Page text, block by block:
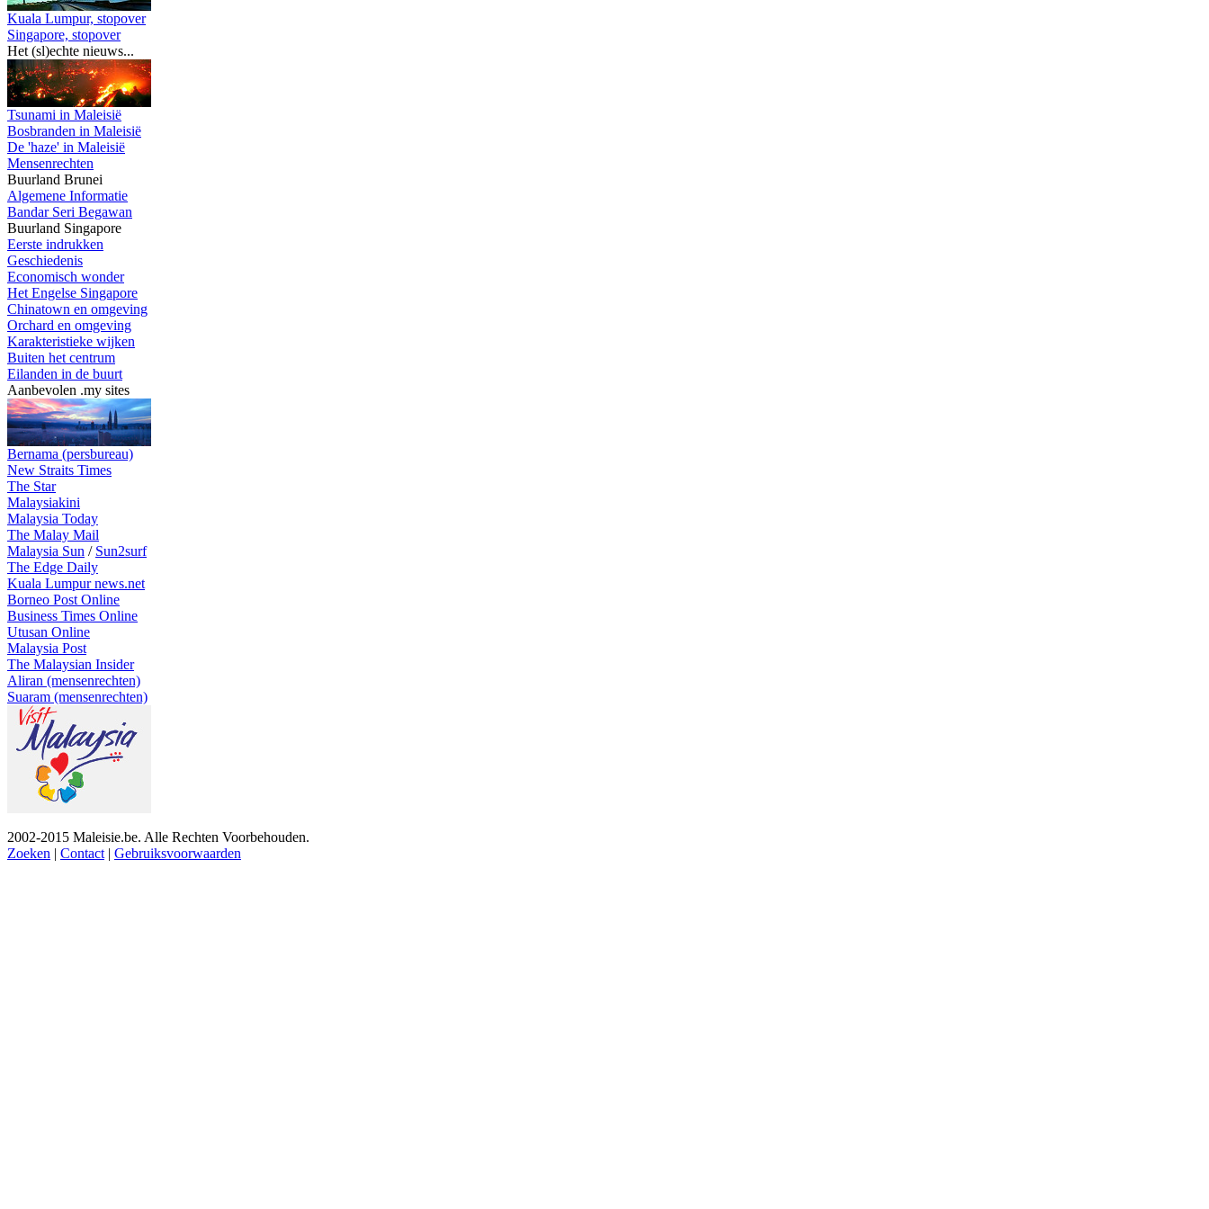
Kuala Lumpur, stopover
Singapore, stopover
Het (sl)echte nieuws...
Tsunami in Maleisië
Bosbranden in Maleisië
De 'haze' in Maleisië
Mensenrechten
Buurland Brunei
Algemene Informatie
Bandar Seri Begawan
Buurland Singapore
Eerste indrukken
Geschiedenis
Economisch wonder
Het Engelse Singapore
Chinatown en omgeving
Orchard en omgeving
Karakteristieke wijken
Buiten het centrum
Eilanden in de buurt
Aanbevolen .my sites
Bernama (persbureau)
New Straits Times
The Star
Malaysiakini
Malaysia Today
The Malay Mail
Malaysia Sun / Sun2surf
The Edge Daily
Kuala Lumpur news.net
Borneo Post Online
Business Times Online
Utusan Online
Malaysia Post
The Malaysian Insider
Aliran (mensenrechten)
Suaram (mensenrechten)
2002-2015 Maleisie.be. Alle Rechten Voorbehouden.
Zoeken | Contact | Gebruiksvoorwaarden